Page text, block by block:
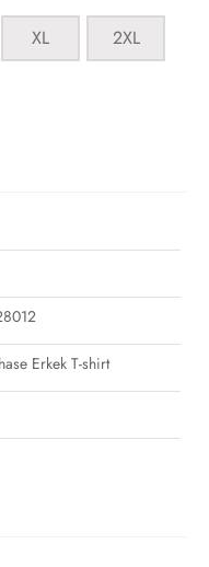
XL 2XL
Erkek T-shirt